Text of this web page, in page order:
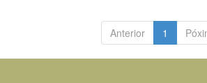
Anterior 1